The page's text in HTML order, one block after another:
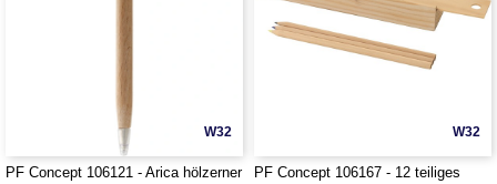
W32
PF Concept 106121 - Arica hölzerner
W32
PF Concept 106167 - 12 teiliges